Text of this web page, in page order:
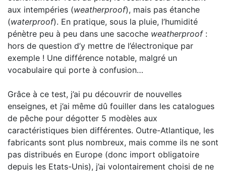
aux intempéries (weatherproof), mais pas étanche
(waterproof). En pratique, sous la pluie, l’humidité
pénètre peu à peu dans une sacoche weatherproof:
hors de question d’y mettre de l’électronique par
exemple ! Une différence notable, malgré un
vocabulaire qui porte à confusion…
Grâce à ce test, j’ai pu découvrir de nouvelles
enseignes, et j’ai même dû fouiller dans les catalogues
de pêche pour dégotter 5 modèles aux
caractéristiques bien différentes. Outre-Atlantique, les
fabricants sont plus nombreux, mais comme ils ne sont
pas distribués en Europe (donc import obligatoire
depuis les Etats-Unis), j’ai volontairement choisi de ne